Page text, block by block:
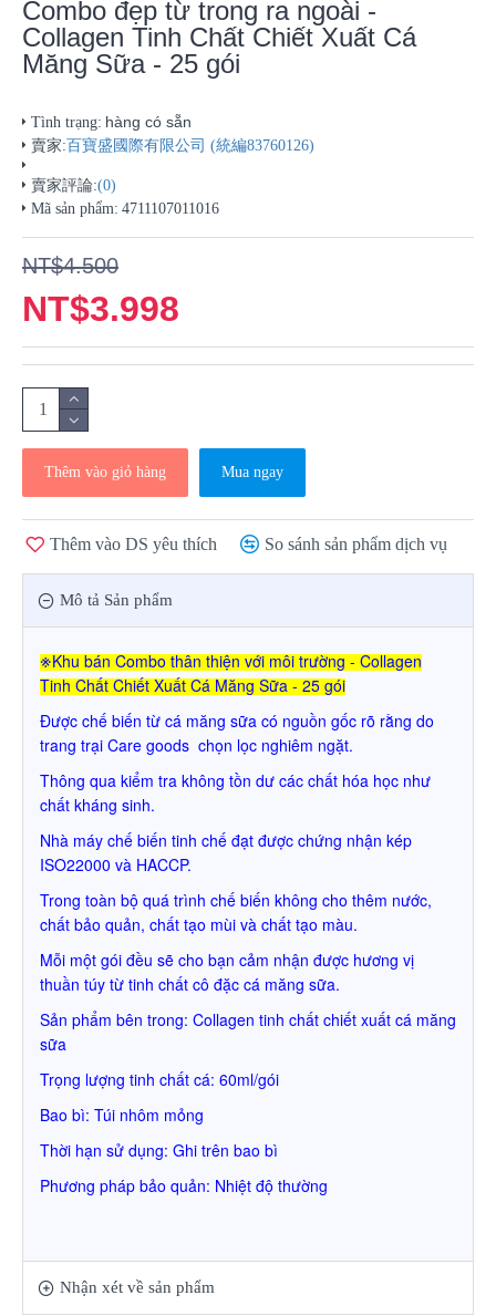
Combo đẹp từ trong ra ngoài -
Collagen Tinh Chất Chiết Xuất Cá
Măng Sữa - 25 gói
Tình trạng: hàng có sẵn
賣家:百寶盛國際有限公司 (統編83760126)
賣家評論:(0)
Mã sản phẩm: 4711107011016
NT$3.998
NT$4.500
Thêm vào giỏ hàng Mua ngay
Thêm vào DS yêu thích So sánh sản phẩm dịch vụ
Mô tả Sản phẩm
※Khu bán Combo thân thiện với môi trường - Collagen
Tinh Chất Chiết Xuất Cá Măng Sữa - 25 gói
Được chế biến từ cá măng sữa có nguồn gốc rõ rằng do
trang trại Care goods chọn lọc nghiêm ngặt.
Thông qua kiểm tra không tồn dư các chất hóa học như
chất kháng sinh.
Nhà máy chế biến tinh chế đạt được chứng nhận kép
ISO22000 và HACCP.
Trong toàn bộ quá trình chế biến không cho thêm nước,
chất bảo quản, chất tạo mùi và chất tạo màu.
Mỗi một gói đều sẽ cho bạn cảm nhận được hương vị
thuần túy từ tinh chất cô đặc cá măng sữa.
Sản phẩm bên trong: Collagen tinh chất chiết xuất cá măng
sữa
Trọng lượng tinh chất cá: 60ml/gói
Bao bì: Túi nhôm mỏng
Thời hạn sử dụng: Ghi trên bao bì
Phương pháp bảo quản: Nhiệt độ thường
Nhận xét về sản phẩm